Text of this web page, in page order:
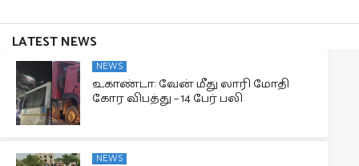
LATEST NEWS
NEWS
உகாண்டா: வேன் மீது லாரி மோதி
கோர விபத்து – 14 பேர் பலி
NEWS